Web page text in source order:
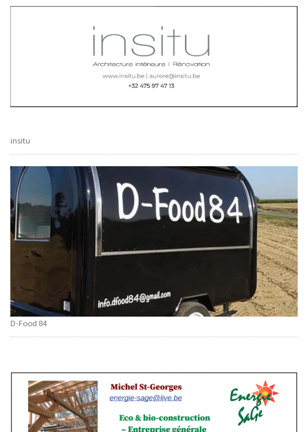
insitu
D-Food 84